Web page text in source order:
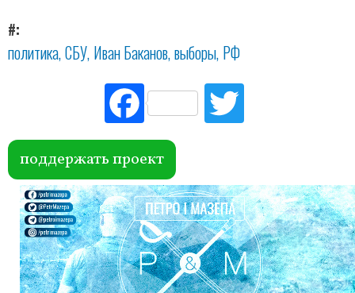
#
политика СБУ Иван Баканов выборы РФ
Fac
ebo
ok
поддержать проект